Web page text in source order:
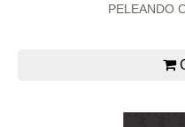
PELEANDO